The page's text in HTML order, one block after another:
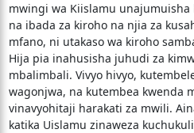
mwingi wa Kiislamu
na ibada za kiroho na njia za
mfano, ni utakaso wa kiroho
Hija pia inahusisha juhudi za
mbalimbali. Vivyo hivyo,
wagonjwa, na kutembea kwenda
vinavyohitaji harakati za mwili.
katika Uislamu zinaweza